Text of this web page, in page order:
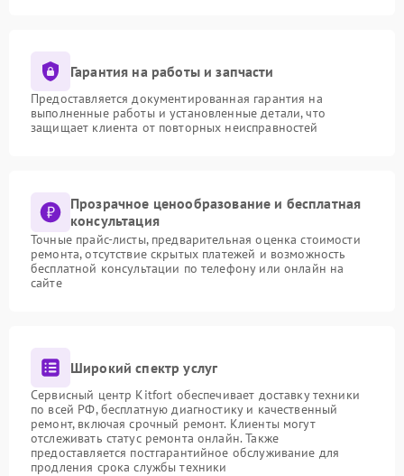
Гарантия на работы и запчасти
Предоставляется документированная гарантия на
выполненные работы и установленные детали, что
защищает клиента от повторных неисправностей
Прозрачное ценообразование и бесплатная
консультация
Точные прайс-листы, предварительная оценка стоимости
ремонта, отсутствие скрытых платежей и возможность
бесплатной консультации по телефону или онлайн на
сайте
Широкий спектр услуг
Сервисный центр Kitfort обеспечивает доставку техники
по всей РФ, бесплатную диагностику и качественный
ремонт, включая срочный ремонт. Клиенты могут
отслеживать статус ремонта онлайн. Также
предоставляется постгарантийное обслуживание для
продления срока службы техники